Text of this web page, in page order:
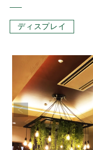
ディスプレイ